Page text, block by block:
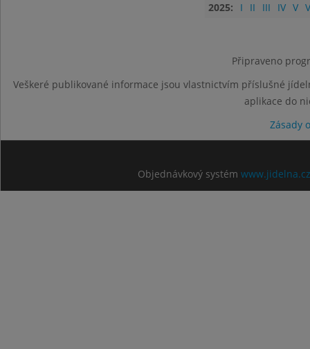
2025:
I II III IV V
Připraveno
Veškeré publikované informace jsou vlastnictvím příslušné
aplikace do
Zásady
Objednávkový systém www.jidelna.cz